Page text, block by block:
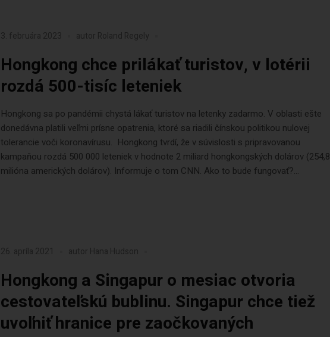
3. februára 2023 autor Roland Regely
Hongkong chce prilákať turistov, v lotérii
rozdá 500-tisíc leteniek
Hongkong sa po pandémii chystá lákať turistov na letenky zadarmo. V oblasti ešte
donedávna platili veľmi prísne opatrenia, ktoré sa riadili čínskou politikou nulovej
tolerancie voči koronavírusu. Hongkong tvrdí, že v súvislosti s pripravovanou
kampaňou rozdá 500 000 leteniek v hodnote 2 miliard hongkongských dolárov (254,8
milióna amerických dolárov). Informuje o tom CNN. Ako to bude fungovať?...
26. apríla 2021 autor Hana Hudson
Hongkong a Singapur o mesiac otvoria
cestovateľskú bublinu. Singapur chce tiež
uvoľniť hranice pre zaočkovaných